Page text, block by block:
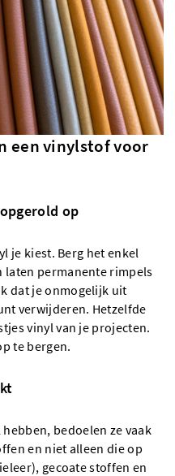
een vinylstof voor
op
je kiest. Berg het enkel
laten permanente rimpels
dat je onmogelijk uit
verwijderen. Hetzelfde
vinyl van je projecten.
te bergen.
bedoelen ze vaak
en niet alleen die op
gecoate stoffen en